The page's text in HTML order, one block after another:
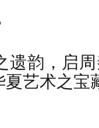
遗韵，启
艺术之宝